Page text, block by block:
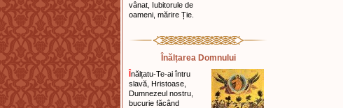
vânat, Iubitorule de
oameni, mărire Ție.
Înălțarea Domnului
Înălțatu-Te-ai întru
slavă, Hristoase,
Dumnezeul nostru,
bucurie făcând